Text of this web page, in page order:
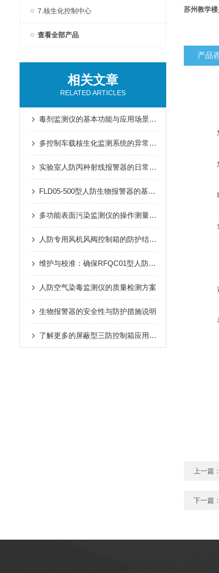
7.核生化控制中心
查看全部产品
相关文章
RELATED ARTICLES
毒剂监测仪的基本功能与应用场景说明
多控制车载核生化监测系统的异常处理方法
实验室人防丙种射线报警器的日常巡检应用工艺
FLD05-500型人防生物报警器的基本原理、功能和在安全监控中的作用
多功能表面污染监测仪的操作测量方法
人防专用风机风阀控制箱的防护结构：防潮、防霉与抗冲击设计
维护与校准：确保RFQC01型人防生物报警器长期有效
人防空气染毒监测仪的质量检测方案
生物报警器的安全性与防护措施说明
了解更多的屏蔽型三防控制箱应用优势
苏州教学
产品
上一篇
下一篇